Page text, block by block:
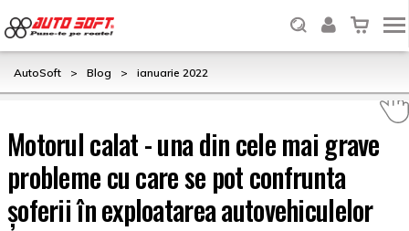
AutoSoft > Blog > ianuarie 2022
Motorul calat - una din cele mai grave
probleme cu care se pot confrunta
șoferii în exploatarea autovehiculelor